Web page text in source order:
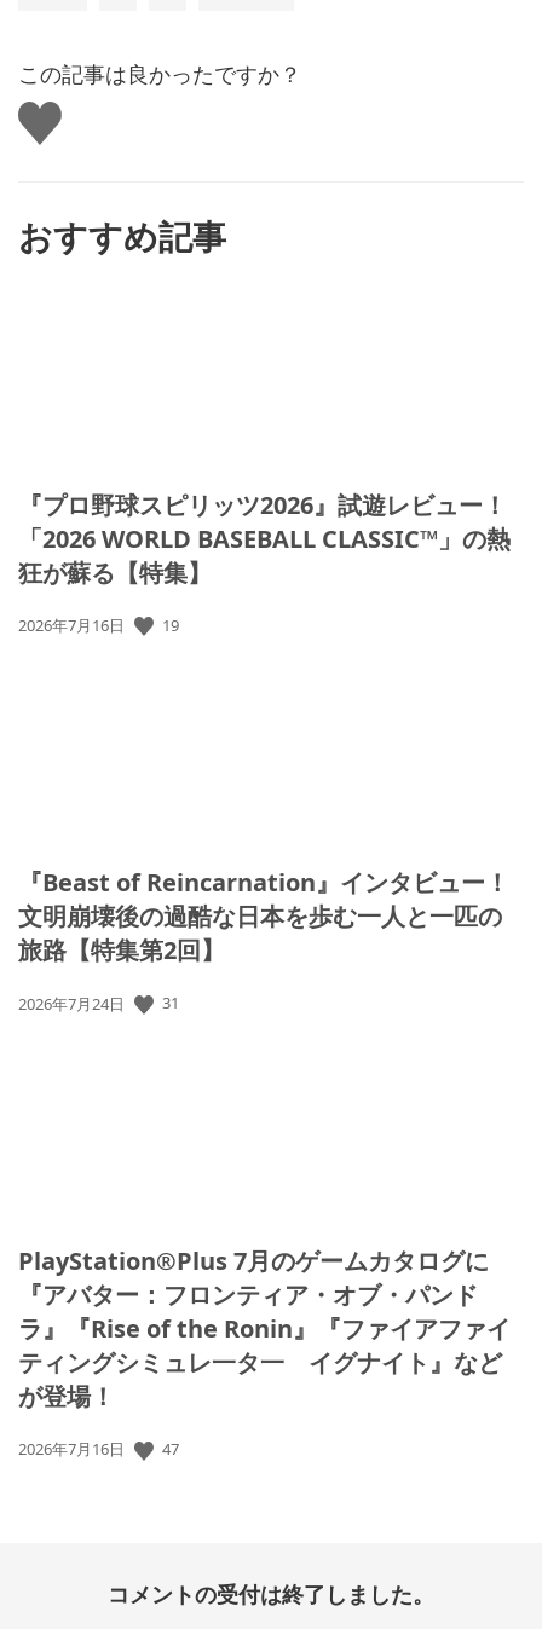
この記事は良かったですか？
い
い
おすすめ記事
『プロ野球スピリッツ2026』試遊レビュー！
「2026 WORLD BASEBALL CLASSIC™」の熱
狂が蘇る【特集】
公
2026年7月16日 19
『Beast of Reincarnation』インタビュー！
文明崩壊後の過酷な日本を歩む一人と一匹の
旅路【特集第2回】
公
2026年7月24日 31
PlayStation®Plus 7月のゲームカタログに
『アバター：フロンティア・オブ・パンド
ラ』『Rise of the Ronin』『ファイアファイ
ティングシミュレ一タ一 イグナイト』など
が登場！
公
2026年7月16日 47
コメントの受付は終了しました。